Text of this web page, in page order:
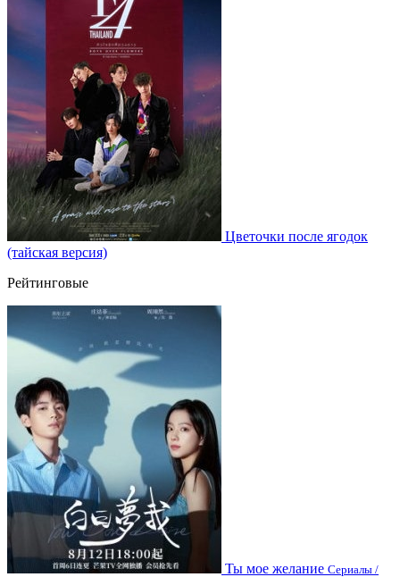
Цветочки после ягодок
(тайская версия)
Рейтинговые
Ты мое желание Сериалы /